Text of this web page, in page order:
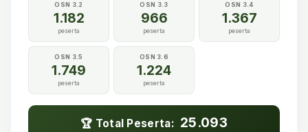
OSN 3.2
1.182
peserta
OSN 3.3
966
peserta
OSN 3.4
1.367
peserta
OSN 3.5
1.749
peserta
OSN 3.6
1.224
peserta
🏆 Total Peserta: 25.093